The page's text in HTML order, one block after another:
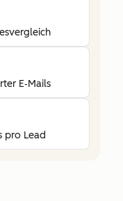
E‑Mails
pro Lead